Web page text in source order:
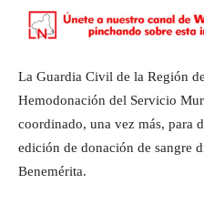
La Guardia Civil de la Región
Hemodonación del Servicio
coordinado, una vez más, para
edición de donación de sangre
Benemérita.